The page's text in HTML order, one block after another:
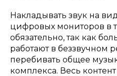
Накладывать звук на
цифровых мониторов в
обязательно, так как
работают в беззвучном
перебивать общее
комплекса. Весь